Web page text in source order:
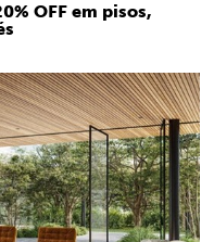
OFF em pisos,